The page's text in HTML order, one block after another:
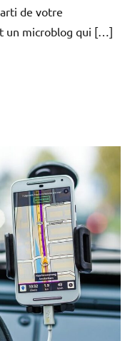
de votre
un microblog qui […]